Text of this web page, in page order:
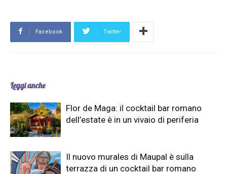
Facebook Twitter
Leggi anche
Flor de Maga: il cocktail bar romano
dell’estate è in un vivaio di periferia
Il nuovo murales di Maupal è sulla
terrazza di un cocktail bar romano